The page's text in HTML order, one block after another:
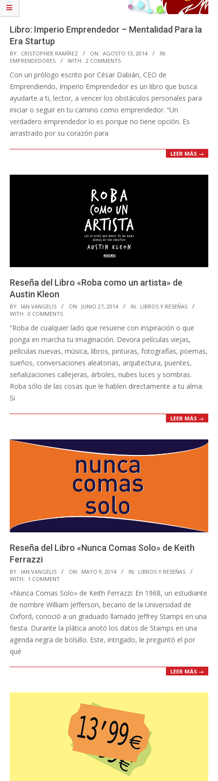
Libro: Imperio Emprendedor – Mentalidad Para la
Era Startup
2014-
08-
13
BY: CRISTOPHER RAMÍREZ ON: AGOSTO 13, 2014
IN:
EMPRENDEDORES
WITH: 2 COMMENTS
Con un prólogo escrito por César Dabián, CEO de
Emprendiendo, Imperio Emprendedor es un libro que busca
ayudarte a ti, lector, a vencer los obstáculos personales para
iniciar o seguir en tu camino como emprendedor. “Un
verdadero emprendedor lo es porque no tiene opción. Es
arrastrado por su corazón para
LEER MÁS →
Reseña del Libro «Roba como un artista» de
Austin Kleon
2014-
06-
27
BY: IAN VANGELIS ON: JUNIO 27, 2014 IN: LIBROS Y RESEÑAS
WITH: 0 COMMENTS
“Roba de cualquier lado que resuene con inspiración o que
ponga en marcha tu imaginación. Devora películas viejas,
películas nuevas, música, libros, pinturas, fotografías, poemas,
sueños, conversaciones aleatorias, arquitectura, puentes,
señalizaciones callejeras, árboles, nubes luces y sombras.
Roba sólo de las cosas que le hablen directamente a tu alma.
Si
LEER MÁS →
Reseña del Libro «Nunca Comas Solo» de Keith
Ferrazzi
2014-
05-
09
BY: IAN VANGELIS ON: MAYO 9, 2014 IN: LIBROS Y RESEÑAS
WITH: 1 COMMENT
«Nunca Comas Solo» de Keith Ferrazzi: En 1968, un estudiante
de nombre William Jefferson, becario de la Universidad de
Oxford, conoció a un graduado llamado Jeffrey Stamps en una
fiesta. Durante la plática anotó los datos de Stamps en una
agenda negra de bolsillo. Este, intrigado, le preguntó el por
qué
LEER MÁS →